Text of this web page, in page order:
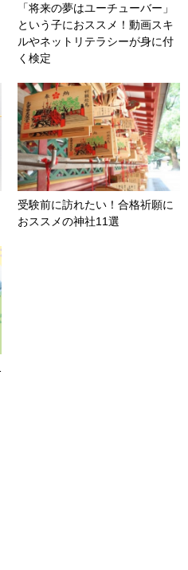
「将来の夢はユーチューバー」
という子におススメ！動画スキ
ルやネットリテラシーが身に付
く検定
受験前に訪れたい！合格祈願に
おススメの神社11選